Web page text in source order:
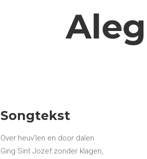
Songtekst
Over heuv'len en door dalen
Ging Sint Jozef zonder klagen,